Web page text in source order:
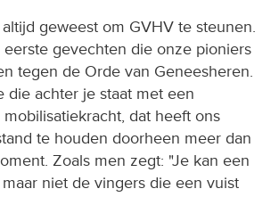
geweest om GVHV te steunen.
eerste gevechten die onze pioniers
tegen de Orde van Geneesheren.
die achter je staat met een
dat heeft ons
te houden doorheen meer dan
Zoals men zegt: "Je kan een
niet de vingers die een vuist